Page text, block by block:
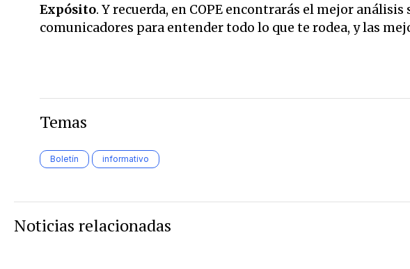
Expósito. Y recuerda, en COPE encontrarás el mejor
comunicadores para entender todo lo que te rodea, y las
Temas
Boletín informativo
Noticias relacionadas